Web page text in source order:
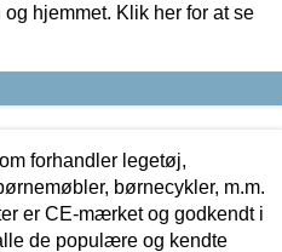
hjemmet. Klik her for at se
forhandler legetøj,
børnecykler, m.m.
er CE-mærket og godkendt i
de populære og kendte